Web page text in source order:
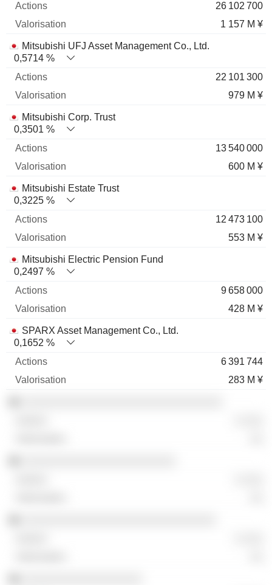
26 102 700
1 157 M ¥
Mitsubishi UFJ Asset Management Co., Ltd.
0,5714 %
22 101 300
979 M ¥
Mitsubishi Corp. Trust
0,3501 %
13 540 000
600 M ¥
Mitsubishi Estate Trust
0,3225 %
12 473 100
553 M ¥
Mitsubishi Electric Pension Fund
0,2497 %
9 658 000
428 M ¥
SPARX Asset Management Co., Ltd.
0,1652 %
6 391 744
283 M ¥